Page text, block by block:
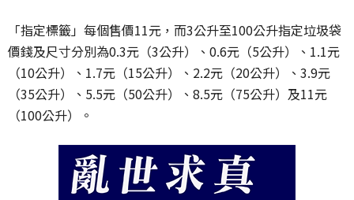
「指定標籤」每個售價11元，而3公升至100公升指定垃圾袋
價錢及尺寸分別為0.3元（3公升）、0.6元（5公升）、1.1元
（10公升）、1.7元（15公升）、2.2元（20公升）、3.9元
（35公升）、5.5元（50公升）、8.5元（75公升）及11元
（100公升）。